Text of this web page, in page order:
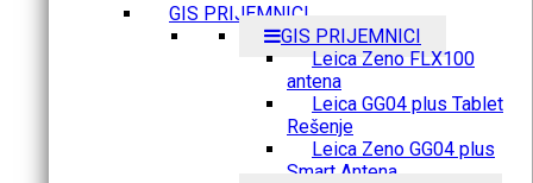
GIS PRIJEMNICI
GIS PRIJEMNICI
Leica Zeno FLX100
antena
Leica GG04 plus Tablet
Rešenje
Leica Zeno GG04 plus
Smart Antena